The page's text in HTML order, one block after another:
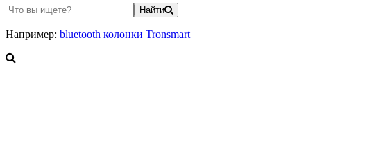
Найти
Например: bluetooth колонки Tronsmart